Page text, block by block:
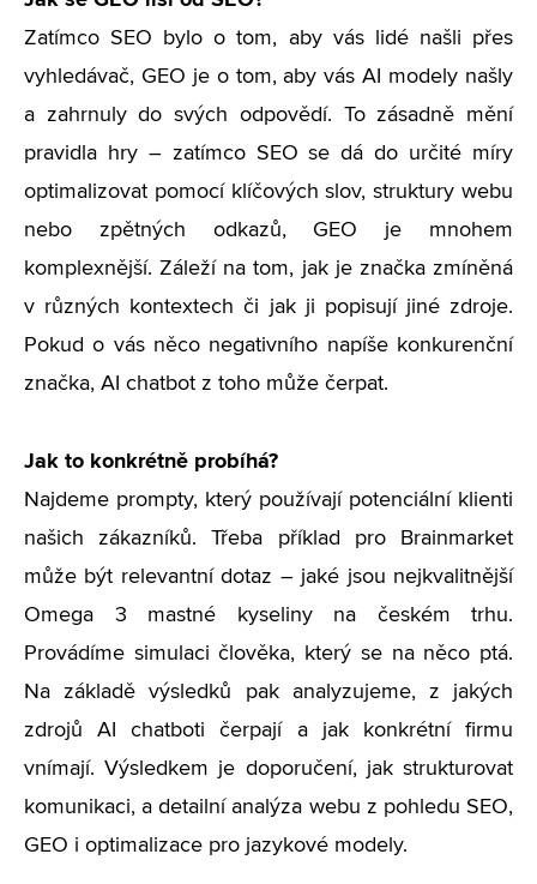
Zatímco SEO bylo o tom, aby vás lidé našli přes
vyhledávač, GEO je o tom, aby vás AI modely našly
a zahrnuly do svých odpovědí. To zásadně mění
pravidla hry – zatímco SEO se dá do určité míry
optimalizovat pomocí klíčových slov, struktury webu
nebo zpětných odkazů, GEO je mnohem
komplexnější. Záleží na tom, jak je značka zmíněná
v různých kontextech či jak ji popisují jiné zdroje.
Pokud o vás něco negativního napíše konkurenční
značka, AI chatbot z toho může čerpat.
Jak to konkrétně probíhá?
Najdeme prompty, který používají potenciální klienti
našich zákazníků. Třeba příklad pro Brainmarket
může být relevantní dotaz – jaké jsou nejkvalitnější
Omega 3 mastné kyseliny na českém trhu.
Provádíme simulaci člověka, který se na něco ptá.
Na základě výsledků pak analyzujeme, z jakých
zdrojů AI chatboti čerpají a jak konkrétní firmu
vnímají. Výsledkem je doporučení, jak strukturovat
komunikaci, a detailní analýza webu z pohledu SEO,
GEO i optimalizace pro jazykové modely.